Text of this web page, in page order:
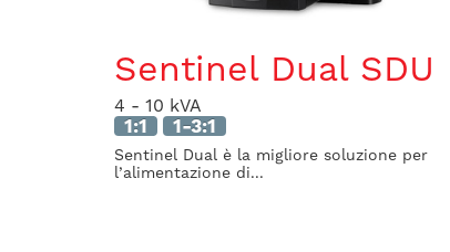
Sentinel Dual SDU
4 - 10 kVA
1:1 1-3:1
Sentinel Dual è la migliore soluzione per
l’alimentazione di...